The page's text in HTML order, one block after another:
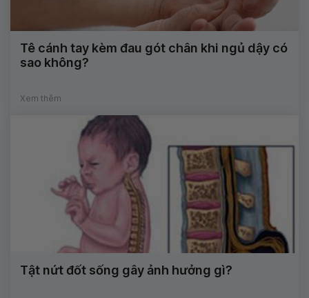
Tê cánh tay kèm đau gót chân khi ngủ dậy có
sao không?
Xem thêm
Tật nứt đốt sống gây ảnh hưởng gì?